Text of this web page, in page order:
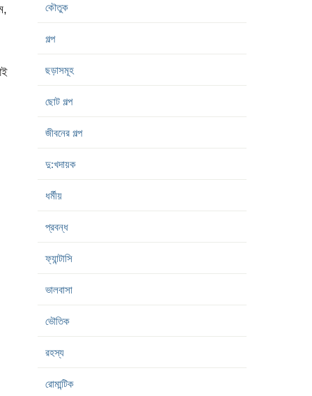
কৌতুক
গল্প
ছড়াসমূহ
ছোট গল্প
জীবনের গল্প
দু:খদায়ক
ধর্মীয়
প্রবন্ধ
ফ্যান্টাসি
ভালবাসা
ভৌতিক
রহস্য
রোমান্টিক